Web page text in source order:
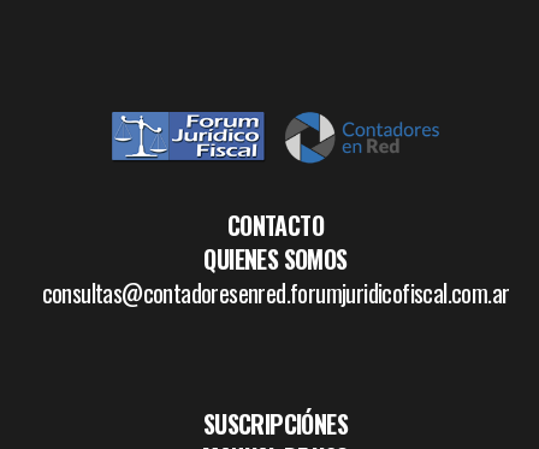
CONTACTO
QUIENES SOMOS
consultas@contadoresenred.forumjuridicofiscal.com.ar
SUSCRIPCIÓNES